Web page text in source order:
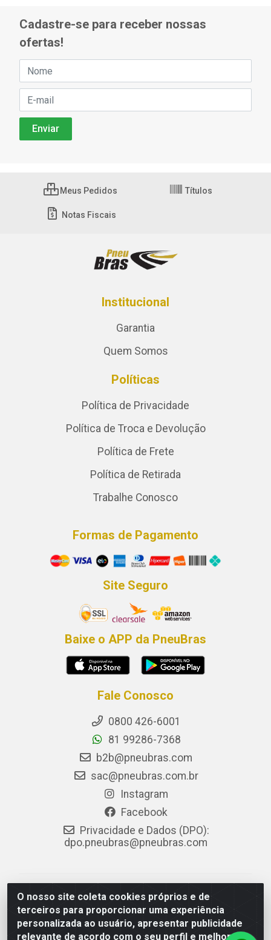
O nosso site coleta cookies próprios e de
terceiros para proporcionar uma experiência
personalizada ao usuário, apresentar publicidade
relevante de acordo com o seu perfil e melhorar a
Cadastre-se para receber nossas
ofertas!
Meus Pedidos Títulos
Notas Fiscais
Institucional
Garantia
Quem Somos
Políticas
Política de Privacidade
Política de Troca e Devolução
Política de Frete
Política de Retirada
Trabalhe Conosco
Formas de Pagamento
Site Seguro
Baixe o APP da PneuBras
Fale Conosco
0800 426-6001
81 99286-7368
b2b@pneubras.com
sac@pneubras.com.br
Instagram
Facebook
Privacidade e Dados (DPO):
dpo.pneubras@pneubras.com
PneuBras - Rodovia BR-101, KM 82 - Prazeres,
Jaboatão dos Guararapes/PE - CEP 54.335-000 - CNPJ
08.678.386/0001-05 - Pneubras Comércio de Pneus
Ltda